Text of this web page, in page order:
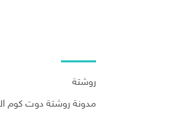
روشتة
مدونة روشتة دوت كوم